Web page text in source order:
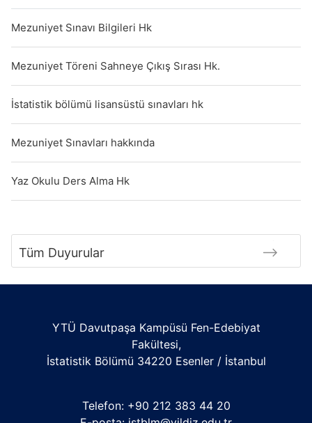
Mezuniyet Sınavı Bilgileri Hk
Mezuniyet Töreni Sahneye Çıkış Sırası Hk.
İstatistik bölümü lisansüstü sınavları hk
Mezuniyet Sınavları hakkında
Yaz Okulu Ders Alma Hk
Tüm Duyurular
YTÜ Davutpaşa Kampüsü Fen-Edebiyat
Fakültesi,
İstatistik Bölümü 34220 Esenler / İstanbul
Telefon: +90 212 383 44 20